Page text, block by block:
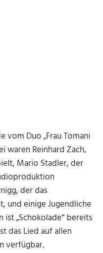
vom Duo „Frau Tomani
waren Reinhard Zach,
Mario Stadler, der
der das
und einige Jugendliche
ist „Schokolade“ bereits
das Lied auf allen
verfügbar.